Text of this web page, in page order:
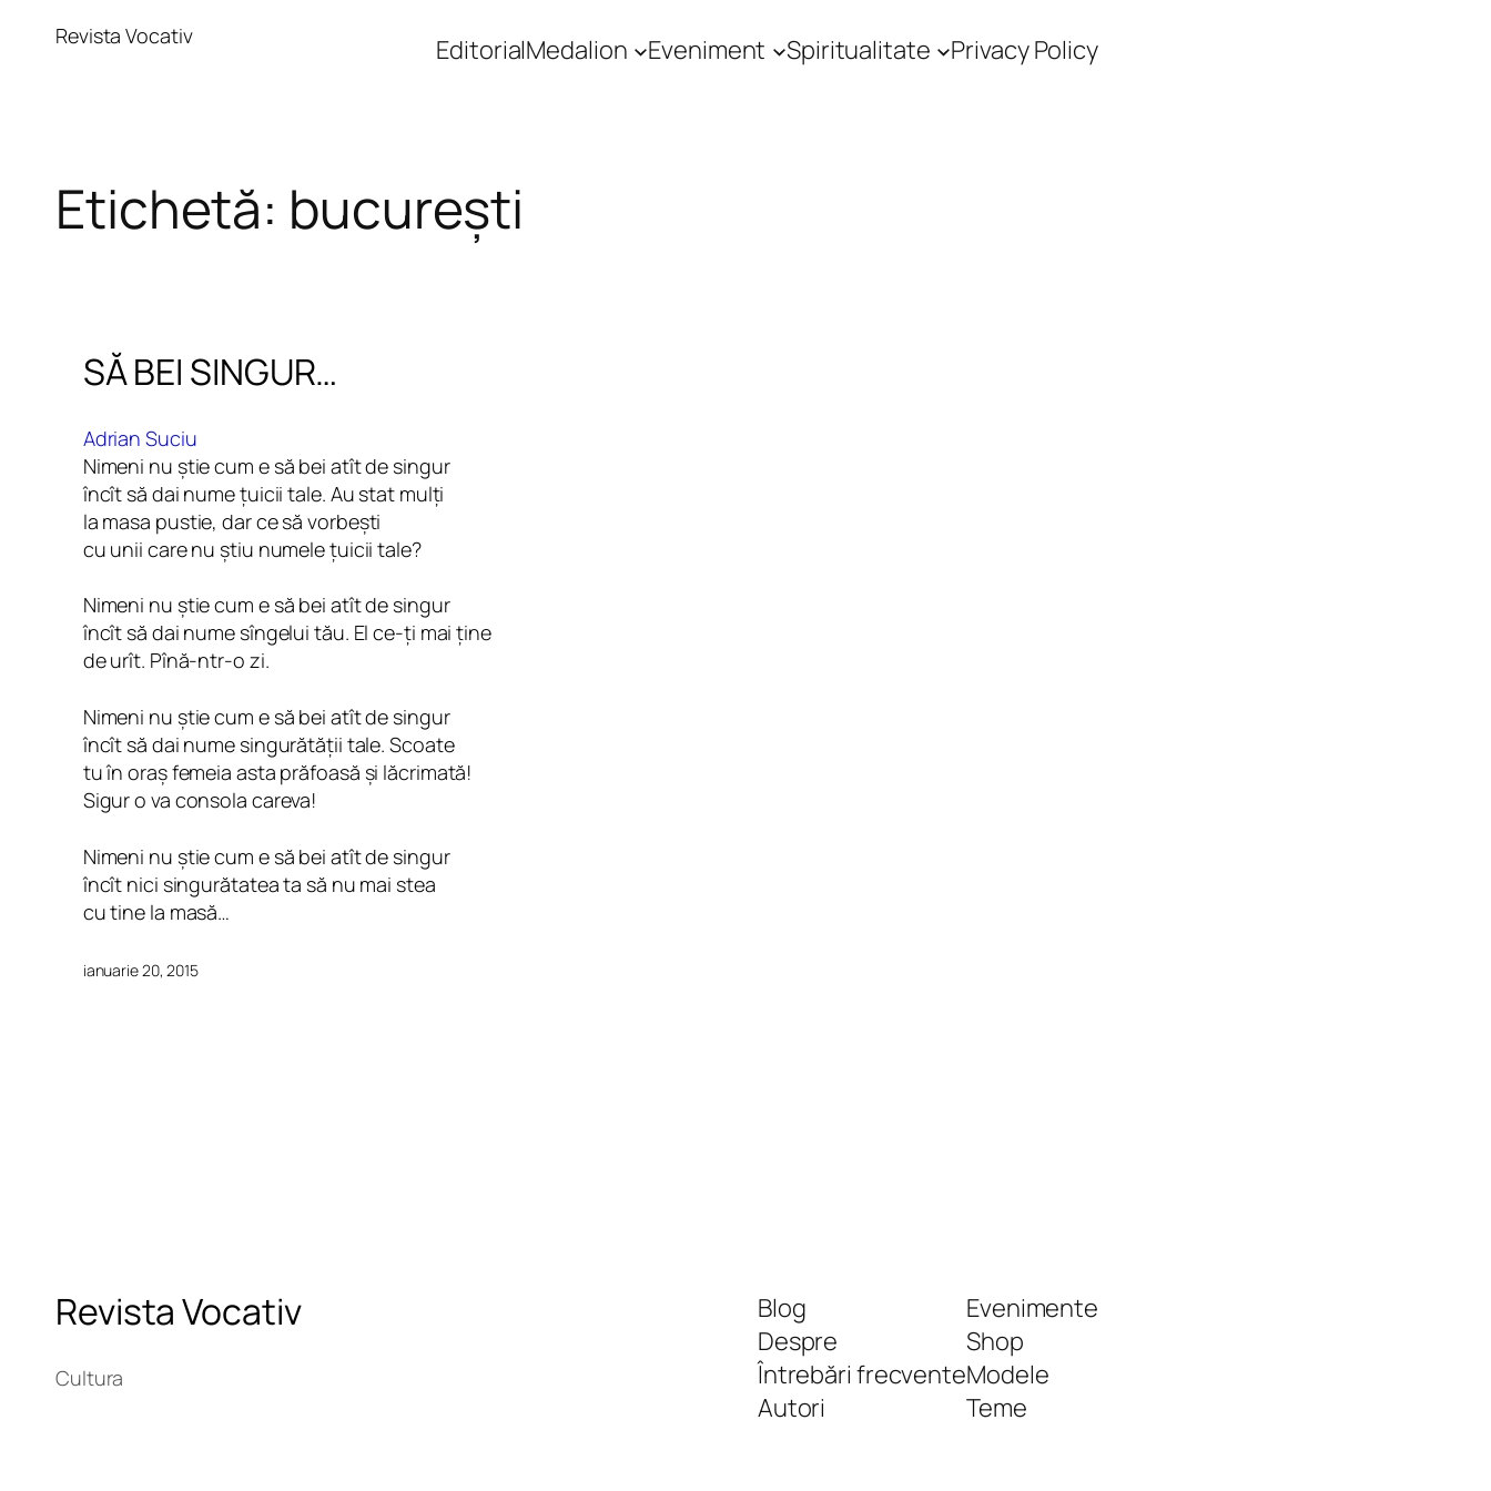
Revista Vocativ EditorialMedalion Eveniment Spiritualitate Privacy Policy
Etichetă: bucurești
SĂ BEI SINGUR…
Adrian Suciu
Nimeni nu știe cum e să bei atît de singur
încît să dai nume țuicii tale. Au stat mulți
la masa pustie, dar ce să vorbești
cu unii care nu știu numele țuicii tale?
Nimeni nu știe cum e să bei atît de singur
încît să dai nume sîngelui tău. El ce-ți mai ține
de urît. Pînă-ntr-o zi.
Nimeni nu știe cum e să bei atît de singur
încît să dai nume singurătății tale. Scoate
tu în oraș femeia asta prăfoasă și lăcrimată!
Sigur o va consola careva!
Nimeni nu știe cum e să bei atît de singur
încît nici singurătatea ta să nu mai stea
cu tine la masă…
ianuarie 20, 2015
Revista Vocativ
Cultura
Blog
Despre
Întrebări frecvente
Autori
Evenimente
Shop
Modele
Teme